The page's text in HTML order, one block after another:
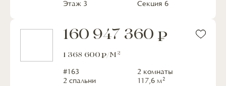
Этаж 3 Секция 6
160 947 360
1 368 600 /М 2
#163
2 комнаты
2 спальни
117,6м2